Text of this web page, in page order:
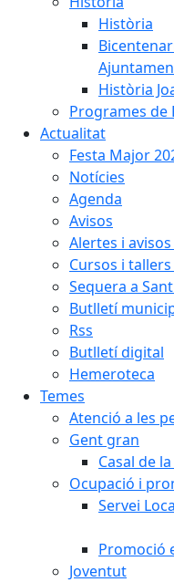
Història
Història
Programes de
Actualitat
Festa Major
Notícies
Agenda
Avisos
Alertes i
Cursos i
Sequera a
Butlletí
Rss
Butlletí digital
Hemeroteca
Temes
Atenció a les
Gent gran
Casal de
Ocupació i
Servei
Promoció
Joventut